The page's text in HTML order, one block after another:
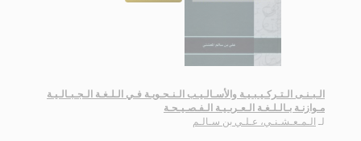
الـبـنـى الـتـركـيـبـيـة والأسـالـيـب الـنـحـويـة فـي الـلـغـة الـجـبـالـيـة
مـوازنـة بـالـلـغـة الـعـربـيـة الـفـصـيـحـة
لـ الـمـعـشـنـي، عـلـي بن سـالـم